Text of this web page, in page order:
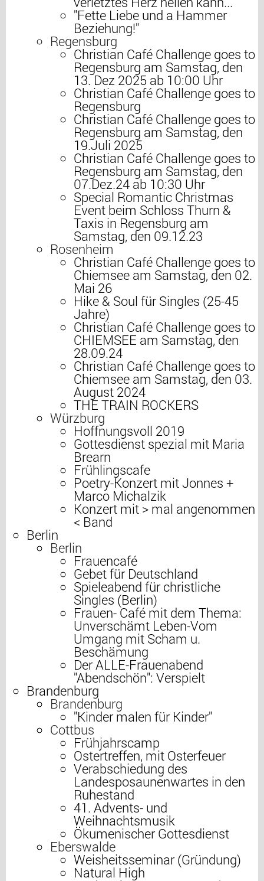
"Fette Liebe und a Hammer
Beziehung!"
Regensburg
Christian Café Challenge goes to
Regensburg am Samstag, den
13. Dez 2025 ab 10:00 Uhr
Christian Café Challenge goes to
Regensburg
Christian Café Challenge goes to
Regensburg am Samstag, den
19.Juli 2025
Christian Café Challenge goes to
Regensburg am Samstag, den
07.Dez.24 ab 10:30 Uhr
Special Romantic Christmas
Event beim Schloss Thurn &
Taxis in Regensburg am
Samstag, den 09.12.23
Rosenheim
Christian Café Challenge goes to
Chiemsee am Samstag, den 02.
Mai 26
Hike & Soul für Singles (25-45
Jahre)
Christian Café Challenge goes to
CHIEMSEE am Samstag, den
28.09.24
Christian Café Challenge goes to
Chiemsee am Samstag, den 03.
August 2024
THE TRAIN ROCKERS
Würzburg
Hoffnungsvoll 2019
Gottesdienst spezial mit Maria
Brearn
Frühlingscafe
Poetry-Konzert mit Jonnes +
Marco Michalzik
Konzert mit > mal angenommen
< Band
Berlin
Berlin
Frauencafé
Gebet für Deutschland
Spieleabend für christliche
Singles (Berlin)
Frauen- Café mit dem Thema:
Unverschämt Leben-Vom
Umgang mit Scham u.
Beschämung
Der ALLE-Frauenabend
"Abendschön": Verspielt
Brandenburg
Brandenburg
"Kinder malen für Kinder"
Cottbus
Frühjahrscamp
Ostertreffen, mit Osterfeuer
Verabschiedung des
Landesposaunenwartes in den
Ruhestand
41. Advents- und
Weihnachtsmusik
Ökumenischer Gottesdienst
Eberswalde
Weisheitsseminar (Gründung)
Natural High